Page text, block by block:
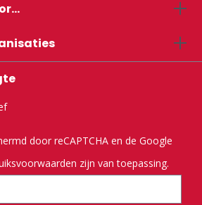
door reCAPTCHA en de Google
zijn van toepassing.